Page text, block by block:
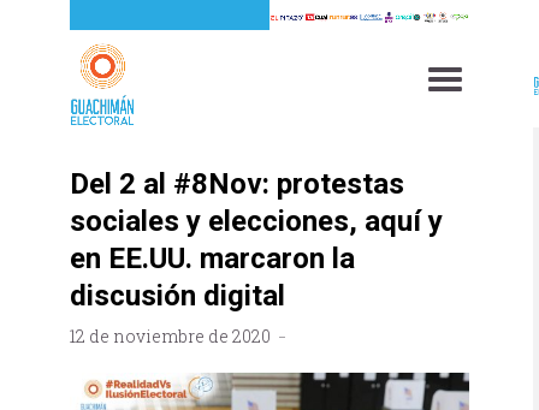
Del 2 al #8Nov: protestas
sociales y elecciones, aquí y
en EE.UU. marcaron la
discusión digital
12 de noviembre de 2020